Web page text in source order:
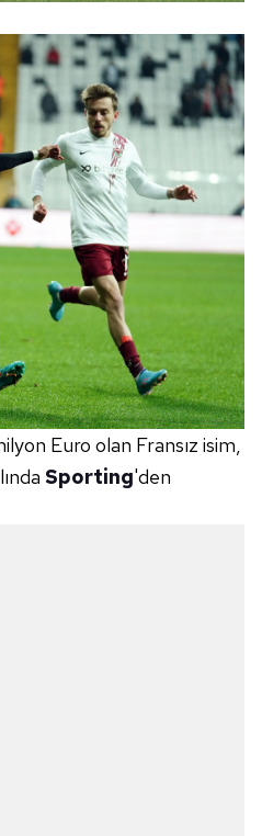
Euro olan Fransız isim,
Sporting'den